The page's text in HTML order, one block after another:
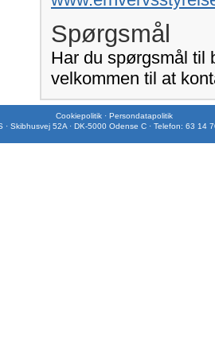
Spørgsmål
Har du spørgsmål til
velkommen til at
Cookiepolitik · Persondatapolitik
Skibhusvej 52A · DK-5000 Odense C · Telefon: 63 14